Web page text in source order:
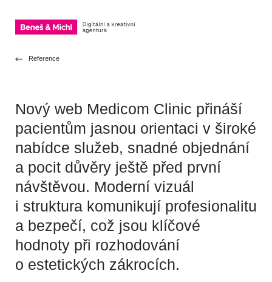
Reference
Nový web Medicom Clinic přináší
pacientům jasnou orientaci v široké
nabídce služeb, snadné objednání
a pocit důvěry ještě před první
návštěvou. Moderní vizuál
i struktura komunikují profesionalitu
a bezpečí, což jsou klíčové
hodnoty při rozhodování
o estetických zákrocích.